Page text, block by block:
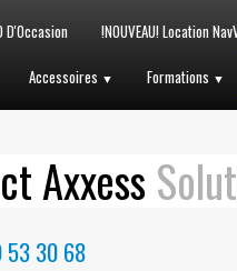
!NOUVEAU! Location
Accessoires ▼ Formations ▼
Axxess
53 30 68